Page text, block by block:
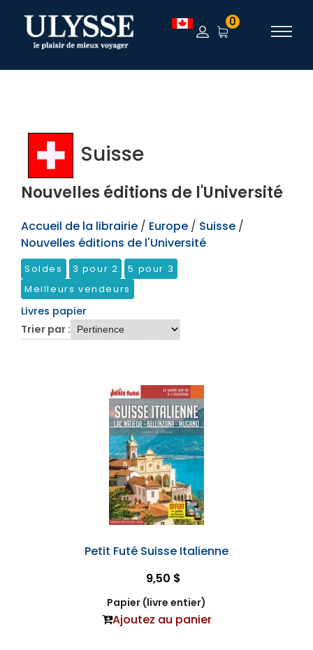
TEST 0
Suisse
Nouvelles éditions de l'Université
Accueil de la librairie / Europe / Suisse /
Nouvelles éditions de l'Université
Soldes 3 pour 2
5 pour 3
Meilleurs vendeurs
Livres papier
Trier par :
Petit Futé Suisse Italienne
9,50 $
Papier (livre entier)
Ajoutez au panier